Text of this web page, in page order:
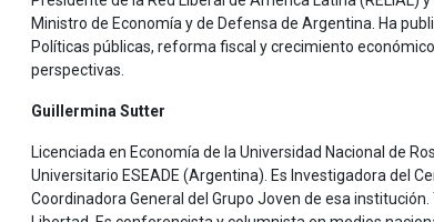
Ministro de Economía y de Defensa de Argentina. Ha
Políticas públicas, reforma fiscal y crecimiento
perspectivas.
Guillermina Sutter
Licenciada en Economía de la Universidad Nacional de
Universitario ESEADE (Argentina). Es Investigadora del
Coordinadora General del Grupo Joven de esa